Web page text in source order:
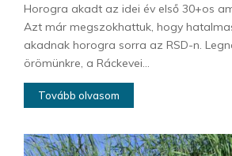
Horogra akadt az idei év első 30+os
Azt már megszokhattuk, hogy
akadnak horogra sorra az RSD-n.
örömünkre, a Ráckevei...
Tovább olvasom